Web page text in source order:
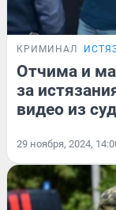
КРИМИНАЛ
Отчима и
за
видео из
29 ноября, 2024,